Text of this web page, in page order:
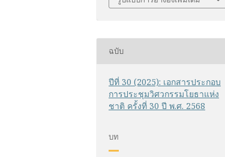
ฉบับ
ปีที่ 30 (2025): เอกสารประกอบ
การประชุมวิศวกรรมโยธาแห่ง
ชาติ ครั้งที่ 30 ปี พ.ศ. 2568
บท